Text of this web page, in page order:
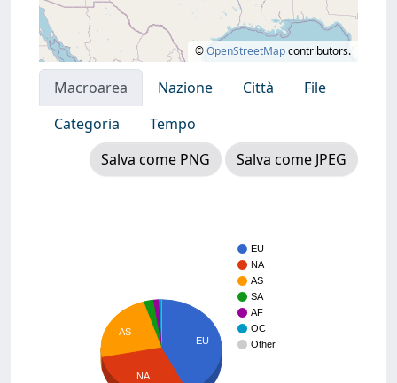
©OpenStreetMapcontributors.
Macroarea Nazione Città
File
Categoria
Tempo
Salva come PNG
Salva come JPEG
EU
NA
AS
SA
AF
OC
Other
EU
AS
NA